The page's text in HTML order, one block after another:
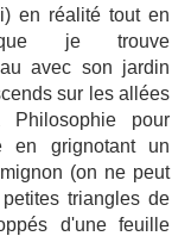
en réalité tout en
je trouve
avec son jardin
sur les allées
pour
en grignotant un
(on ne peut
triangles de
d'une feuille